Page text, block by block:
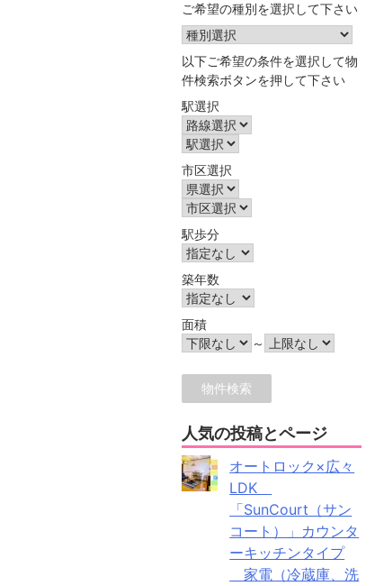
ご希望の種別を選択して下さい
以下ご希望の条件を選択して物
件検索ボタンを押して下さい
駅選択
市区選択
駅歩分
築年数
面積
～
人気の投稿とページ
オートロック×広々
LDK
「SunCourt（サン
コート）」カウンタ
ーキッチンタイプ
家電（冷蔵庫、洗